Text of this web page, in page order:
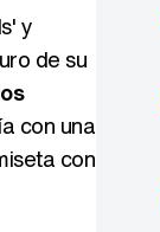
y
de su
con una
con